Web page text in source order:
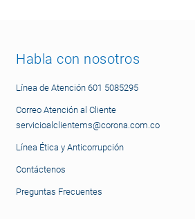
Habla con nosotros
Línea de Atención 601 5085295
Correo Atención al Cliente
servicioalclientems@corona.com.co
Línea Ética y Anticorrupción
Contáctenos
Preguntas Frecuentes